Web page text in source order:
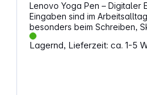
Lenovo Yoga Pen – Digitaler
Eingaben sind im
besonders beim Schreiben,
Markieren auf dem Display.
überträgt deine Bewegungen
Lagernd, Lieferzeit: ca. 1-5